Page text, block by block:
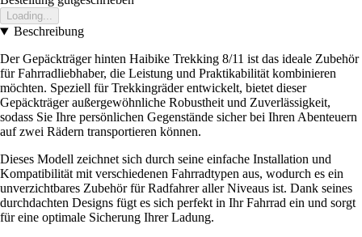
Loading...
Beschreibung
Der Gepäckträger hinten Haibike Trekking 8/11 ist das ideale Zubehör
für Fahrradliebhaber, die Leistung und Praktikabilität kombinieren
möchten. Speziell für Trekkingräder entwickelt, bietet dieser
Gepäckträger außergewöhnliche Robustheit und Zuverlässigkeit,
sodass Sie Ihre persönlichen Gegenstände sicher bei Ihren Abenteuern
auf zwei Rädern transportieren können.
Dieses Modell zeichnet sich durch seine einfache Installation und
Kompatibilität mit verschiedenen Fahrradtypen aus, wodurch es ein
unverzichtbares Zubehör für Radfahrer aller Niveaus ist. Dank seines
durchdachten Designs fügt es sich perfekt in Ihr Fahrrad ein und sorgt
für eine optimale Sicherung Ihrer Ladung.